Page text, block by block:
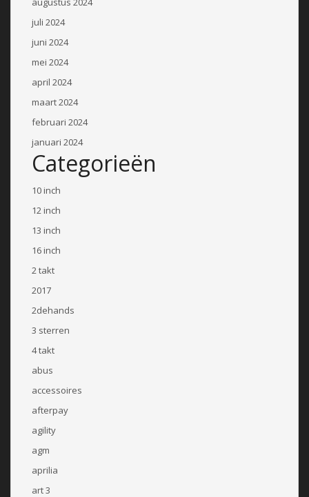
juli 2024
juni 2024
mei 2024
april 2024
maart 2024
februari 2024
januari 2024
Categorieën
10 inch
12 inch
13 inch
16 inch
2 takt
2017
2dehands
3 sterren
4 takt
abus
accessoires
afterpay
agility
agm
aprilia
art 3